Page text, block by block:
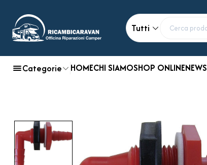
Tutti
Categorie HOMECHI SIAMOSHOP ONLINENEWS